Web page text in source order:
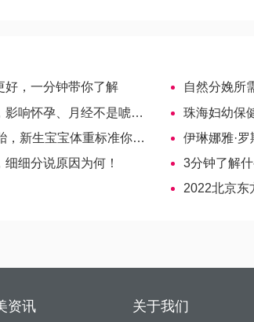
好，一分钟带你了解
自然分娩所需
怀孕、月经不是唬你！
珠海妇幼保健
宝宝体重标准你需要了解下
伊琳娜雅·
细分说原因为何！
3分钟了解
2022北京东方
资讯 关于我们